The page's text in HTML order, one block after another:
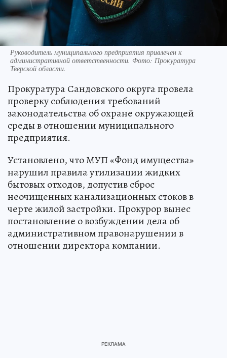
Руководитель муниципального предприятия привлечен к
административной ответственности. Фото: Прокуратура
Тверской области.
Прокуратура Сандовского округа провела
проверку соблюдения требований
законодательства об охране окружающей
среды в отношении муниципального
предприятия.
Установлено, что МУП «Фонд имущества»
нарушил правила утилизации жидких
бытовых отходов, допустив сброс
неочищенных канализационных стоков в
черте жилой застройки. Прокурор вынес
постановление о возбуждении дела об
административном правонарушении в
отношении директора компании.